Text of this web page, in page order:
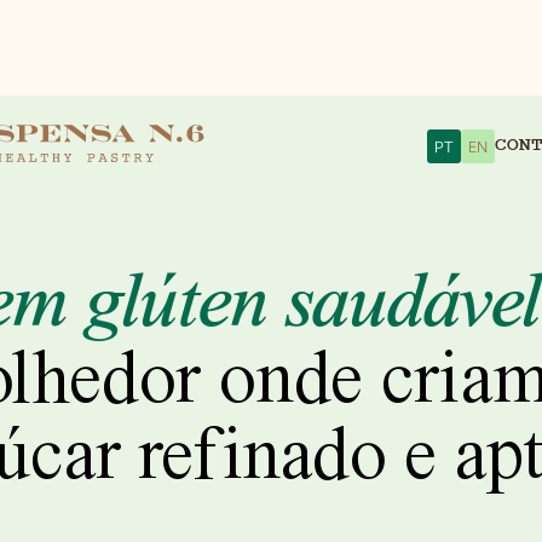
PT EN
PT EN
PT EN
glúten
onde
refinado e